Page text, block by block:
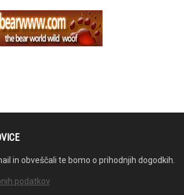
in obveščali te bomo o prihodnjih dogodkih.
podatkov